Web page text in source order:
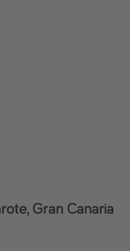
Gran Canaria